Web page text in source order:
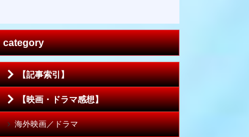
category
【記事索引】
【映画・ドラマ感想】
海外映画／ドラマ